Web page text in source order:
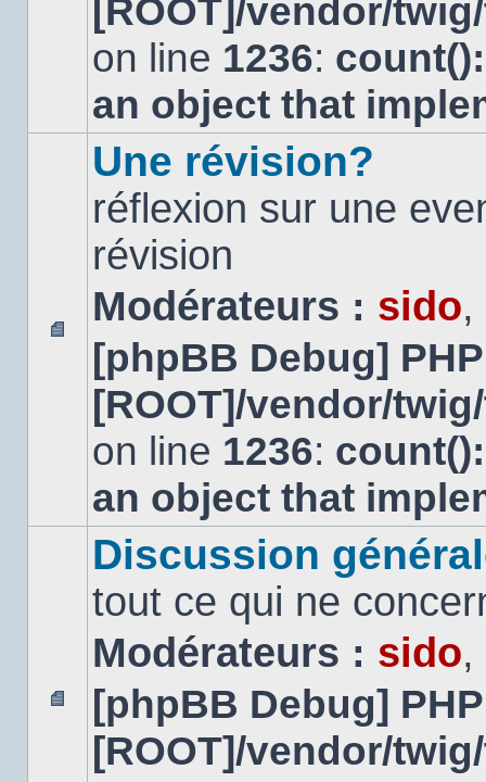
non
[ROOT]/vendor/
on line 1236:
an object that
Aucun
message
non
Une révision?
réflexion sur une
révision
Modérateurs : sido,
[phpBB Debug]
[ROOT]/vendor/
on line 1236:
an object that
Aucun
message
non
Discussion
tout ce qui ne
Modérateurs : sido,
[phpBB Debug]
[ROOT]/vendor/